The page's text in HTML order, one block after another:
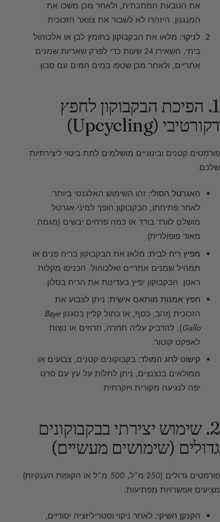
את הטבעת המתכתית, ולאחר מכן משכו את
המנגנון. היזהרו לא לשבור את צוואר הזכוכית.
לניקוי: מלאו את הבקבוקון בחומץ לבן או אלכוהול
ביתי, השאירו 24 שעות כדי לפרק שאריות שמנים
אתריים, ולאחר מכן שטפו במים חמים עם סבון.
1. הפיכת הבקבוקון לחפץ
דקורטיבי (Upcycling)
פורמטים קטנים ובינוניים מושלמים לתת ביטוי ליצירתיות
שלכם.
האגרטל הסולי: זהו השימוש האלגנטי ביותר.
לאחר פתיחתו, הבקבוקון הופך למיני-אגרטל
מושלם לוורד בודד או כמה פרחים יבשים (מגמה
מאוד פופולרית).
מפיץ ריח לבית: מלאו את הבקבוקון בריח פנים או
תמהיל שמנים אתריים ואלכוהול. הכניסו מקלות
ראטן. הבקבוקון יפיץ בעדינות את הריח בסלון.
חפץ אמנות מותאם אישית: ניתן לצבוע את
הזכוכית (זהב, כסף, או כחול קליין בסגנוןBaye
Gallo), להדביק עליה תחרה, חרוזים או נוצות
לאפקט קוטור.
קישוט לחג המולד: בקבוקונים קטנים, צבועים או
ממולאים בנצנצים, ניתן לתלות על עץ עם סרט
יפה לנגיעה מקורית ויוקרתית.
2. שימוש יצירתי בבקבוקונים
גדולים (שימושים מעשיים)
פורמטים גדולים (250 מ”ל, 500 מ”ל או הקופות הענקיות)
מציעים אפשרויות מפתיעות.
הקנקן השיקי: לאחר ניקוי וסטריליזציה יסודיים,